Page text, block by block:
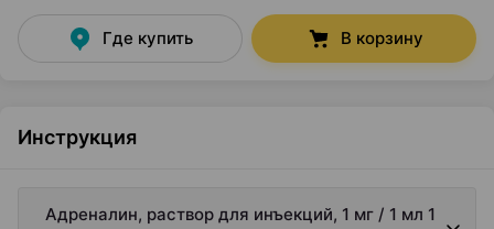
Где купить В корзину
Инструкция
Адреналин, раствор для инъекций, 1 мг / 1 мл 1